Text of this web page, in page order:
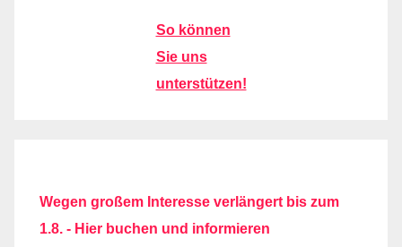
So können
Sie uns
unterstützen!
Wegen großem Interesse verlängert bis zum
1.8. - Hier buchen und informieren